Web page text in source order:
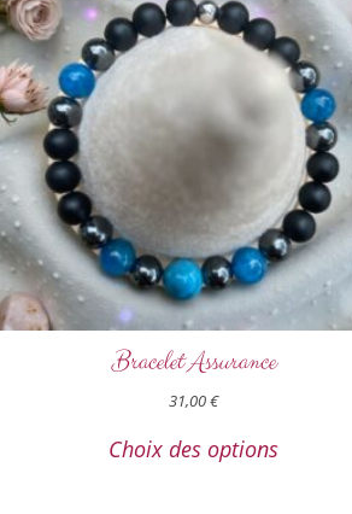
Bracelet Assurance
31,00€
Choix des options